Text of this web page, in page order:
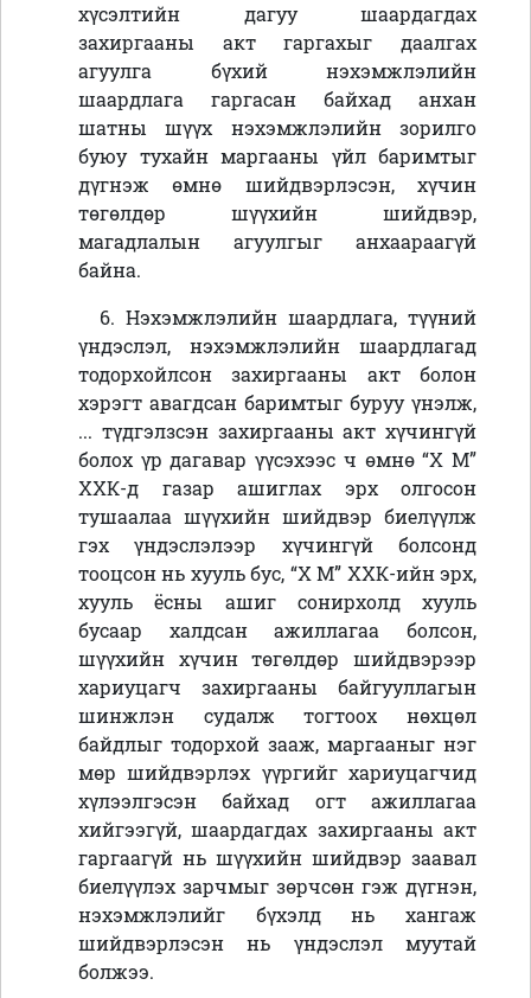
хүсэлтийн дагуу шаардагдах
захиргааны акт гаргахыг даалгах
агуулга бүхий нэхэмжлэлийн
шаардлага гаргасан байхад анхан
шатны шүүх нэхэмжлэлийн зорилго
буюу тухайн маргааны үйл баримтыг
дүгнэж өмнө шийдвэрлэсэн, хүчин
төгөлдөр шүүхийн шийдвэр,
магадлалын агуулгыг анхаараагүй
байна.
6. Нэхэмжлэлийн шаардлага, түүний
үндэслэл, нэхэмжлэлийн шаардлагад
тодорхойлсон захиргааны акт болон
хэрэгт авагдсан баримтыг буруу үнэлж,
... түдгэлзсэн захиргааны акт хүчингүй
болох үр дагавар үүсэхээс ч өмнө “Х М”
ХХК-д газар ашиглах эрх олгосон
тушаалаа шүүхийн шийдвэр биелүүлж
гэх үндэслэлээр хүчингүй болсонд
тооцсон нь хууль бус, “Х М” ХХК-ийн эрх,
хууль ёсны ашиг сонирхолд хууль
бусаар халдсан ажиллагаа болсон,
шүүхийн хүчин төгөлдөр шийдвэрээр
хариуцагч захиргааны байгууллагын
шинжлэн судалж тогтоох нөхцөл
байдлыг тодорхой зааж, маргааныг нэг
мөр шийдвэрлэх үүргийг хариуцагчид
хүлээлгэсэн байхад огт ажиллагаа
хийгээгүй, шаардагдах захиргааны акт
гаргаагүй нь шүүхийн шийдвэр заавал
биелүүлэх зарчмыг зөрчсөн гэж дүгнэн,
нэхэмжлэлийг бүхэлд нь хангаж
шийдвэрлэсэн нь үндэслэл муутай
болжээ.